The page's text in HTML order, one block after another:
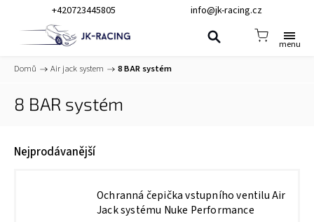
+420723445805 info@jk-racing.cz
Domů / Air jack system / 8 BAR systém
8 BAR systém
Nejprodávanější
Ochranná čepička vstupního ventilu Air
Jack systému Nuke Performance